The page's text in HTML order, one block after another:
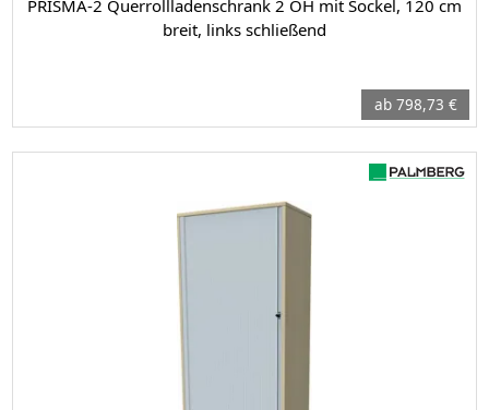
PRISMA-2 Querrollladenschrank 2 OH mit Sockel, 120 cm
breit, links schließend
ab 798,73 €